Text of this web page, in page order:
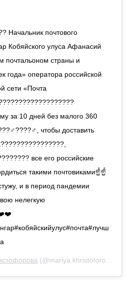
Начальник почтового
Кобяйского улуса Афанасий
почтальоном страны и
года» оператора российской
сети «Почта
⠀
за 10 дней без малого 360
чтобы доставить
все его российские
такими почтовиками☝️☝️
и в период пандемии
нелегкую
⠀
(@mariya.khristoforova)